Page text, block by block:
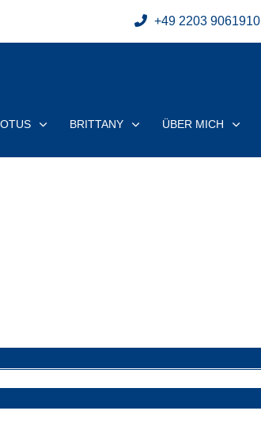
+49 2203 9061910
BRITTANY ÜBER MICH